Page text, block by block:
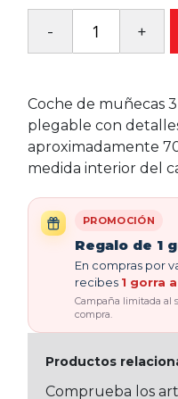
Coche de muñecas 3
plegable con
aproximadamente
medida interior del
PROMOCIÓN
Regalo de 1
En compras por
recibes 1 gorra
Campaña limitada al
compra.
Productos
Comprueba los